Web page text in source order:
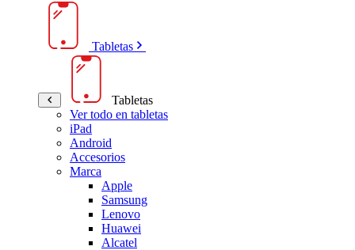
Tabletas
Tabletas
Ver todo en tabletas
iPad
Android
Accesorios
Marca
Apple
Samsung
Lenovo
Huawei
Alcatel